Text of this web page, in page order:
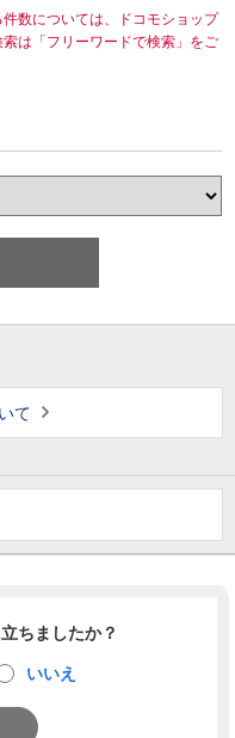
数については、ドコモショップ
は「フリーワードで検索」をご
て
ちましたか？
いいえ